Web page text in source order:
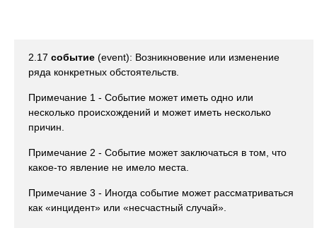
2.17 событие (event): Возникновение или изменение
ряда конкретных обстоятельств.
Примечание 1 - Событие может иметь одно или
несколько происхождений и может иметь несколько
причин.
Примечание 2 - Событие может заключаться в том, что
какое-то явление не имело места.
Примечание 3 - Иногда событие может рассматриваться
как «инцидент» или «несчастный случай».